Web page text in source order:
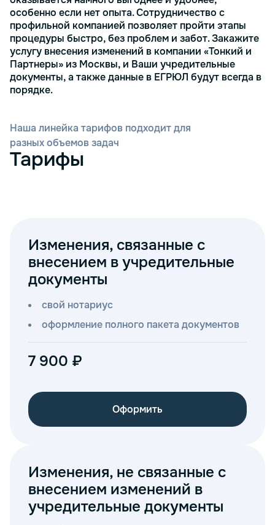
особенно если нет опыта. Сотрудничество с
профильной компанией позволяет пройти этапы
процедуры быстро, без проблем и забот. Закажите
услугу внесения изменений в компании «Тонкий и
Партнеры» из Москвы, и Ваши учредительные
документы, а также данные в ЕГРЮЛ будут всегда в
порядке.
Тарифы
Наша линейка тарифов подходит для
разных объемов задач
Изменения, связанные с
внесением в учредительные
документы
свой нотариус
оформление полного пакета документов
7 900 ₽
Оформить
Изменения, не связанные с
внесением изменений в
учредительные документы